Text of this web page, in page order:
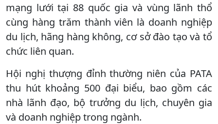
mạng lưới tại 88 quốc gia và vùng lãnh thổ
cùng hàng trăm thành viên là doanh nghiệp
du lịch, hãng hàng không, cơ sở đào tạo và tổ
chức liên quan.
Hội nghị thượng đỉnh thường niên của PATA
thu hút khoảng 500 đại biểu, bao gồm các
nhà lãnh đạo, bộ trưởng du lịch, chuyên gia
và doanh nghiệp trong ngành.